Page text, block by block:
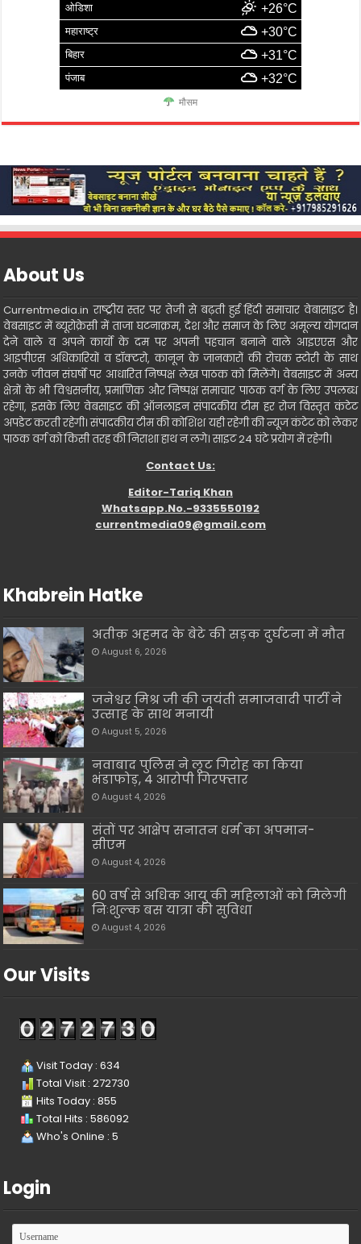
ओडिशा +26°C
महाराष्ट्र +30°C
बिहार +31°C
पंजाब +32°C
मौसम
About Us
Currentmedia.in राष्ट्रीय स्तर पर तेजी से बढ़ती हुई हिंदी समाचार वेबासाइट है।
वेबसाइट में ब्यूरोक्रेसी में ताजा घटनाक्रम, देश और समाज के लिए अमूल्य योगदान
देने वाले व अपने कार्यो के दम पर अपनी पहचान बनाने वाले आइएएस और
आइपीएस अधिकारियों व डॉक्टरो, कानून के जानकारों की रोचक स्टोरी के साथ
उनके जीवन संघर्षो पर आधारित निष्पक्ष लेख पाठक को मिलेंगे। वेबसाइट में अन्य
क्षेत्रों के भी विश्वसनीय, प्रमाणिक और निष्पक्ष समाचार पाठक वर्ग के लिए उपलब्ध
रहेगा, इसके लिए वेबसाइट की ऑनलाइन संपादकीय टीम हर रोज विस्तृत कंटेट
अपडेट करती रहेगी। संपादकीय टीम की कोशिश यही रहेगी की न्यूज कंटेट को लेकर
पाठक वर्ग को किसी तरह की निराशा हाथ न लगे। साइट 24 घंटे प्रयोग में रहेगी।
Contact Us:
Editor-Tariq Khan
Whatsapp.No.-9335550192
currentmedia09@gmail.com
Khabrein Hatke
अतीक़ अहमद के बेटे की सड़क दुर्घटना में मौत
August 6, 2026
जनेश्वर मिश्र जी की जयंती समाजवादी पार्टी ने
उत्साह के साथ मनायी
August 5, 2026
नवाबाद पुलिस ने लूट गिरोह का किया
भंडाफोड़, 4 आरोपी गिरफ्तार
August 4, 2026
संतों पर आक्षेप सनातन धर्म का अपमान-
सीएम
August 4, 2026
60 वर्ष से अधिक आयु की महिलाओं को मिलेगी
निःशुल्क बस यात्रा की सुविधा
August 4, 2026
Our Visits
Visit Today : 634
Total Visit : 272730
Hits Today : 855
Total Hits : 586092
Who's Online : 5
Login